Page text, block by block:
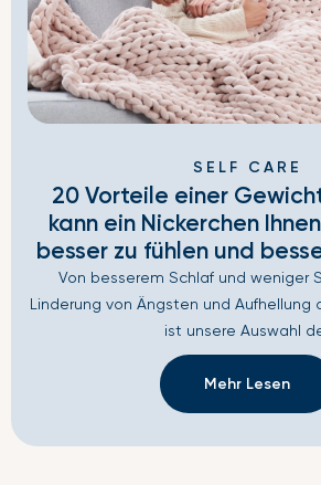
SELF CARE
20 Vorteile einer
kann ein Nickerchen
besser zu fühlen und
Von besserem Schlaf und weniger
Linderung von Ängsten und Aufhellung
ist unsere Auswahl
Mehr Lesen